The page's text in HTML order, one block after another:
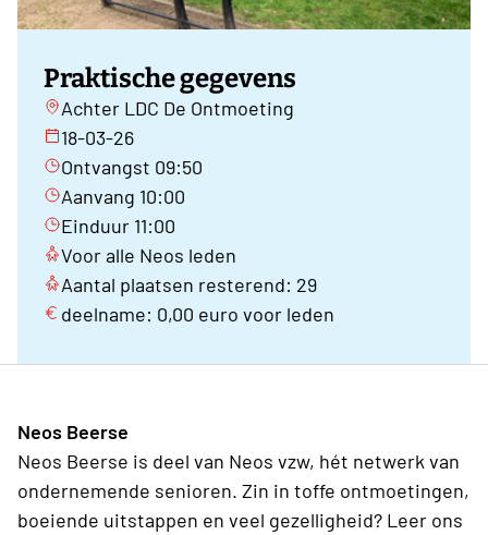
Praktische gegevens
Achter LDC De Ontmoeting
18-03-26
Ontvangst 09:50
Aanvang 10:00
Einduur 11:00
Voor alle Neos leden
Aantal plaatsen resterend: 29
deelname: 0,00 euro voor leden
Neos Beerse
Neos Beerse is deel van Neos vzw, hét netwerk van
ondernemende senioren. Zin in toffe ontmoetingen,
boeiende uitstappen en veel gezelligheid? Leer ons